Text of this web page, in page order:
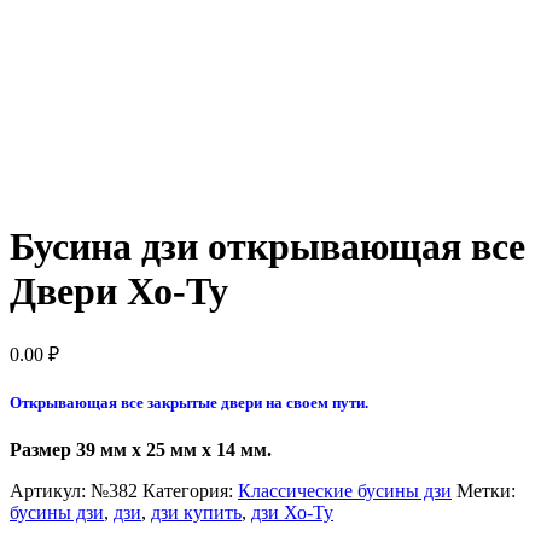
Бусина дзи открывающая все
Двери Хо-Ту
0.00 ₽
Открывающая все закрытые двери на своем пути.
Размер 39 мм x 25 мм x 14 мм.
Артикул: №382 Категория: Классические бусины дзи Метки:
бусины дзи, дзи, дзи купить, дзи Хо-Ту